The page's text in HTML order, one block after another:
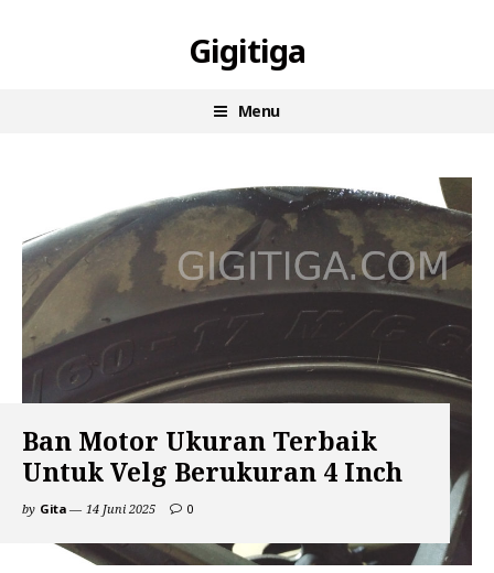
Gigitiga
Menu
Ban Motor Ukuran Terbaik
Untuk Velg Berukuran 4 Inch
by Gita 14 Juni 2025 0comments
Ban
Motor